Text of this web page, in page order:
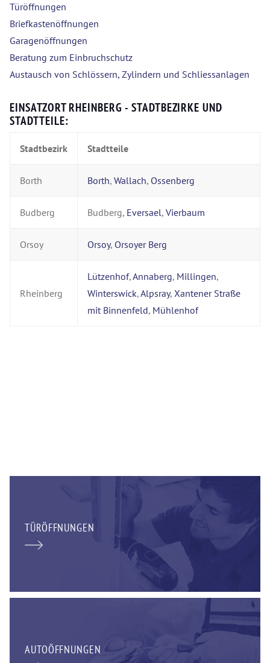
Türöffnungen
Briefkastenöffnungen
Garagenöffnungen
Beratung zum Einbruchschutz
Austausch von Schlössern, Zylindern und Schliessanlagen
EINSATZORT RHEINBERG - STADTBEZIRKE UND
STADTTEILE:
Stadtbezirk Stadtteile
Borth Borth, Wallach, Ossenberg
Budberg Budberg, Eversael, Vierbaum
Orsoy Orsoy, Orsoyer Berg
Rheinberg
Lützenhof,Annaberg, Millingen,
Winterswick,Alpsray, Xantener Straße
mit Binnenfeld, Mühlenhof
TÜRÖFFNUNGEN
AUTOÖFFNUNGEN